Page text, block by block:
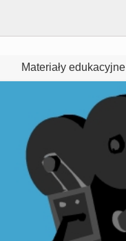
Materiały edukacyjne